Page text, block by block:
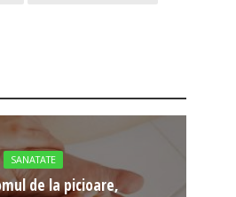
SANATATE
de la picioare,